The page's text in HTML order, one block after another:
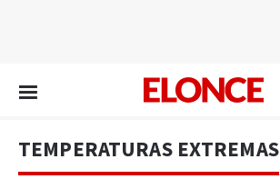
TEMPERATURAS EXTREMAS